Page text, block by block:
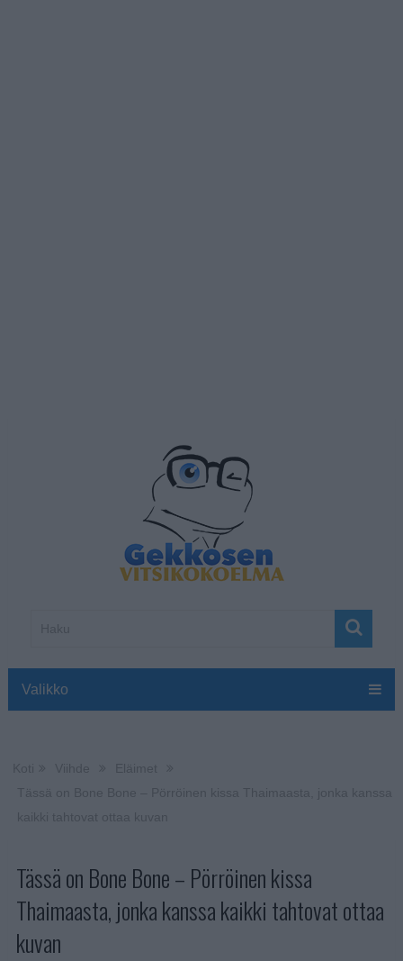
Valikko
Tässä on Bone Bone – Pörröinen kissa
Thaimaasta, jonka kanssa kaikki tahtovat ottaa
kuvan